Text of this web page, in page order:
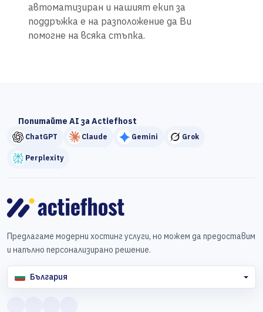
автоматизиран и нашият екип за
поддръжка е на разположение да Ви
помогне на всяка стъпка.
Попитайте AI за Actiefhost
ChatGPT Claude Gemini Grok
Perplexity
Предлагаме модерни хостинг услуги, но можем да предоставим
и напълно персонализирано решение.
България